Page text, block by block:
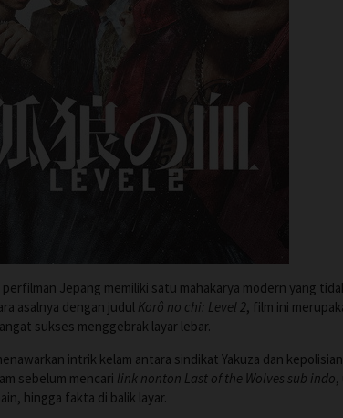
Jepang memiliki satu mahakarya modern yang
asalnya dengan judul Korô no chi: Level 2, film ini
sukses menggebrak layar lebar.
intrik kelam antara sindikat Yakuza dan
sebelum mencari link nonton Last of the Wolves sub indo,
hingga fakta di balik layar.